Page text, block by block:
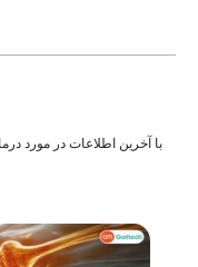
با آخرین اطلاعات در مورد